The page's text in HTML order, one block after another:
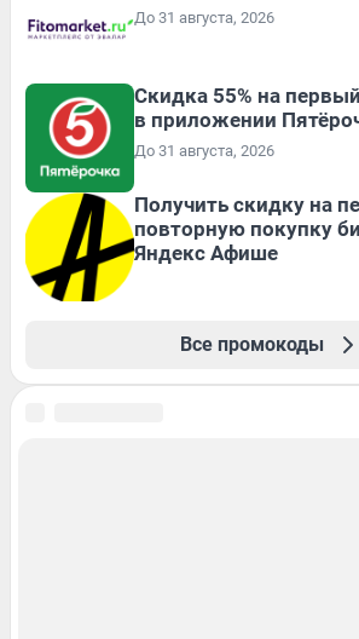
До 31 августа, 2026
Скидка 55% на
в приложении
До 31 августа, 2026
Получить скидку на
повторную покупку
Яндекс Афише
Все промокоды